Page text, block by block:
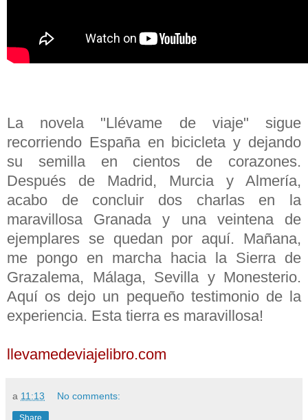
La novela "Llévame de viaje" sigue
recorriendo España en bicicleta y dejando
su semilla en cientos de corazones.
Después de Madrid, Murcia y Almería,
acabo de concluir dos charlas en la
maravillosa Granada y una veintena de
ejemplares se quedan por aquí. Mañana,
me pongo en marcha hacia la Sierra de
Grazalema, Málaga, Sevilla y Monesterio.
Aquí os dejo un pequeño testimonio de la
experiencia. Esta tierra es maravillosa!
llevamedeviajelibro.com
a 11:13 No comments: